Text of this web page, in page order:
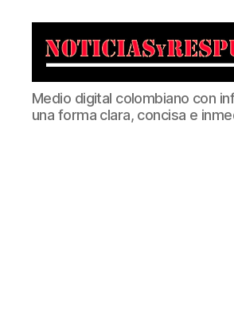
Noticias
y
Respuestas
Medio digital colombiano con
una forma clara, concisa e